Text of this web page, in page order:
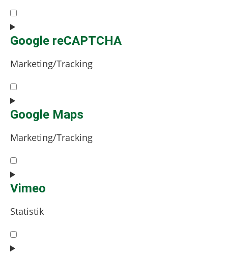
Consent
to
service
fonts
Google reCAPTCHA
Marketing/Tracking
Consent
to
service
recaptcha
Google Maps
Marketing/Tracking
Consent
to
service
maps
Vimeo
Statistik
Consent
to